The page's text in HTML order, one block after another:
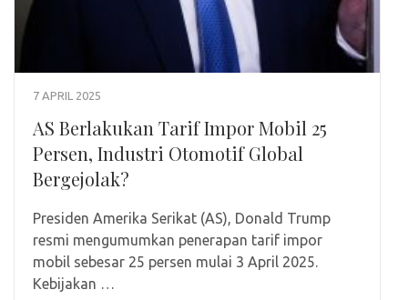
7 APRIL 2025
AS Berlakukan Tarif Impor Mobil 25
Persen, Industri Otomotif Global
Bergejolak?
Presiden Amerika Serikat (AS), Donald Trump
resmi mengumumkan penerapan tarif impor
mobil sebesar 25 persen mulai 3 April 2025.
Kebijakan …